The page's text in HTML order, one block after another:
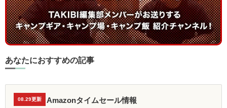
あなたにおすすめの記事
08.29更新 Amazonタイムセール情報